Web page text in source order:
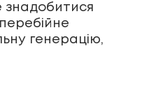
знадобитися
генерацію,